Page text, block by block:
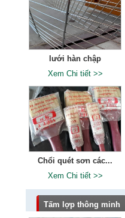
lưới hàn chập
Xem Chi tiết >>
Chổi quét sơn các...
Xem Chi tiết >>
Tấm lợp thông minh